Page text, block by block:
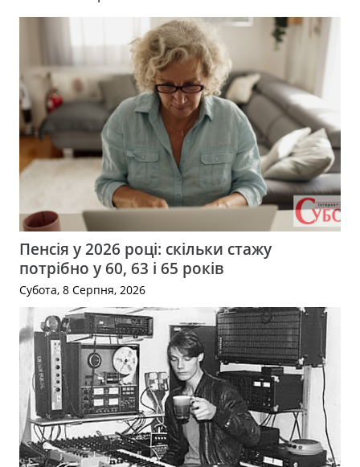
Пенсія у 2026 році: скільки стажу
потрібно у 60, 63 і 65 років
Субота, 8 Серпня, 2026